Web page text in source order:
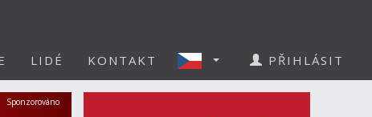
LIDÉ KONTAKT PŘIHLÁSIT
Další
Sponzorováno